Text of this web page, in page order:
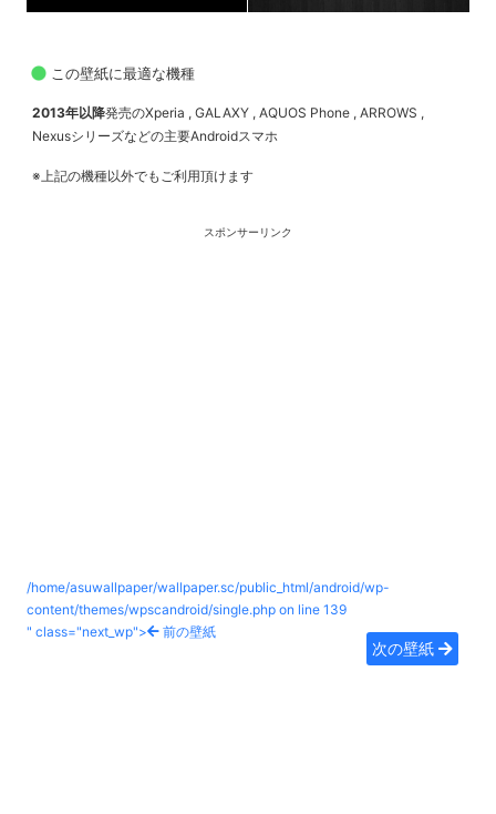
この壁紙に最適な機種
2013年以降発売のXperia , GALAXY , AQUOS Phone , ARROWS ,
Nexusシリーズなどの主要Androidスマホ
※上記の機種以外でもご利用頂けます
スポンサーリンク
/home/asuwallpaper/wallpaper.sc/public_html/android/wp-
content/themes/wpscandroid/single.php on line 139
" class="next_wp">
前の壁紙
次の壁紙